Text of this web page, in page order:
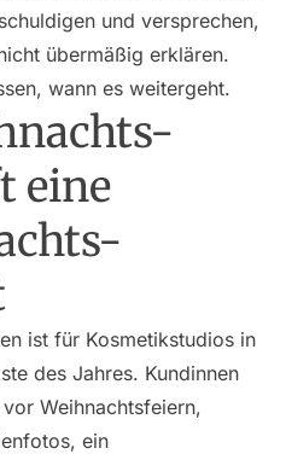
und versprechen,
übermäßig erklären.
wann es weitergeht.
eine
ist für Kosmetikstudios in
des Jahres. Kundinnen
Weihnachtsfeiern,
ein